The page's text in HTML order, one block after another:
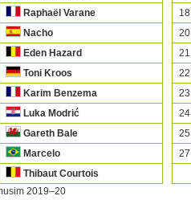
Raphaël Varane
Nacho
Eden Hazard
Toni Kroos
Karim Benzema
Luka Modrić
Gareth Bale
Marcelo
Thibaut Courtois
18
20
21
22
23
24
25
27
2019–20